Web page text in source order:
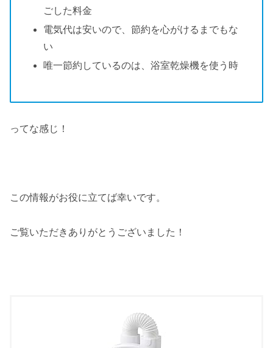
ごした料金
電気代は安いので、節約を心がけるまでもな
い
唯一節約しているのは、浴室乾燥機を使う時
ってな感じ！
この情報がお役に立てば幸いです。
ご覧いただきありがとうございました！